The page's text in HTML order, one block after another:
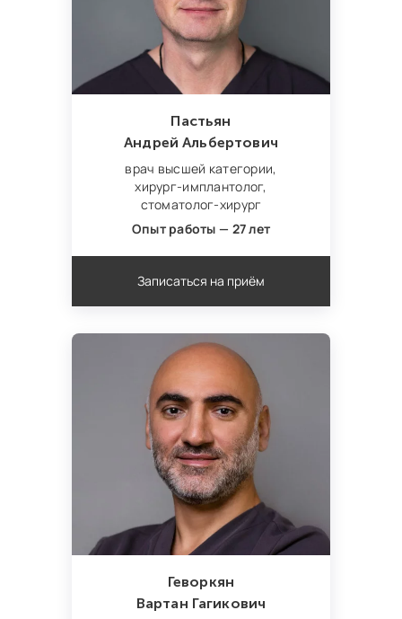
Пастьян
Андрей Альбертович
врач высшей категории,
хирург‑имплантолог,
стоматолог‑хирург
Опыт работы — 27 лет
Записаться на приём
Геворкян
Вартан Гагикович